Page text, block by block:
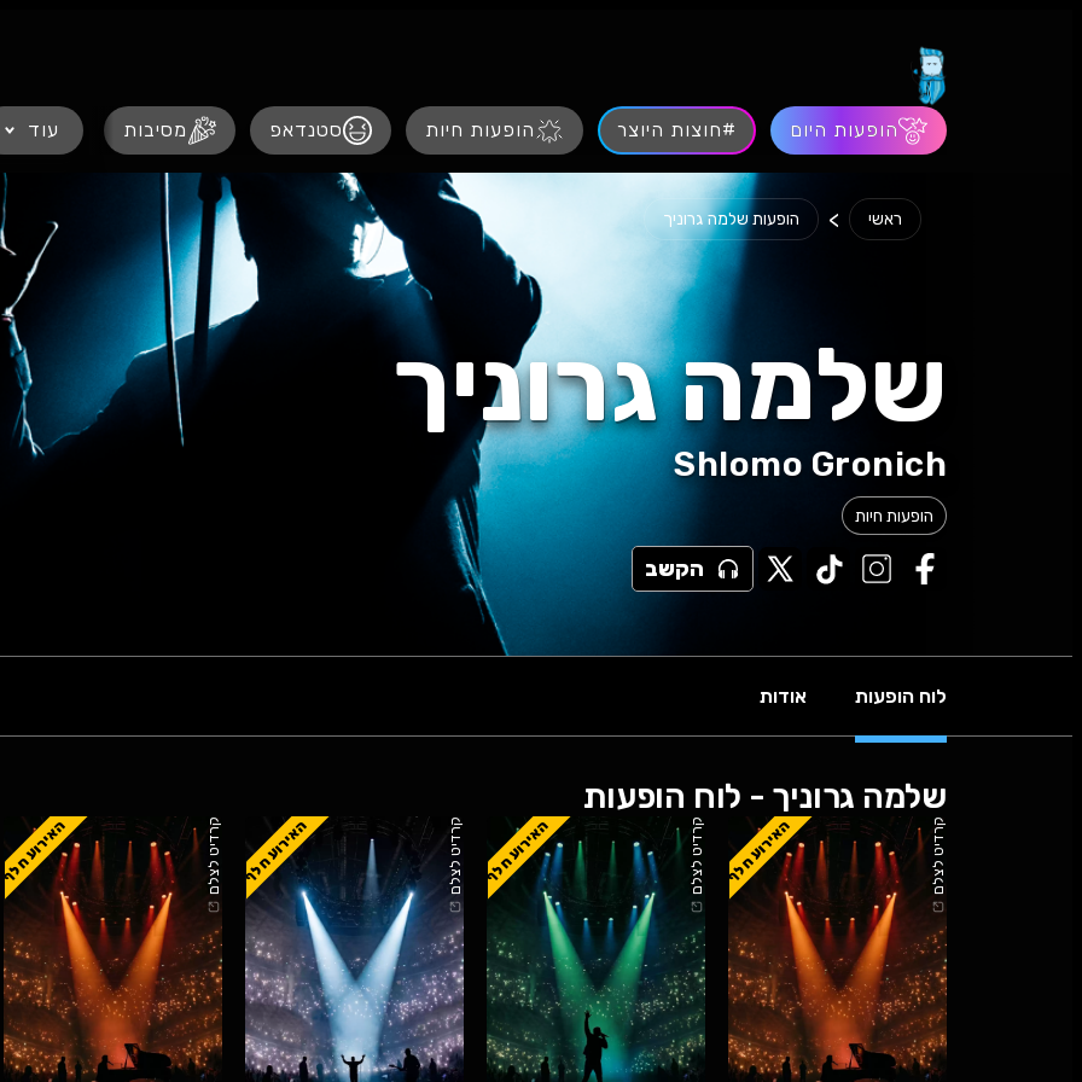
הופעות היום #חוצות היוצר הופעות חיות סטנדאפ מסיבות עוד
ראשי > הופעות שלמה גרוניך
שלמה גרוניך
Shlomo Gronich
הופעות חיות
הקשב
לוח הופעות אודות
שלמה גרוניך - לוח הופעות
קרדיט לצלם האירוע חלף קרדיט לצלם האירוע חלף קרדיט לצלם האירוע חלף קרדיט לצלם האירוע חלף